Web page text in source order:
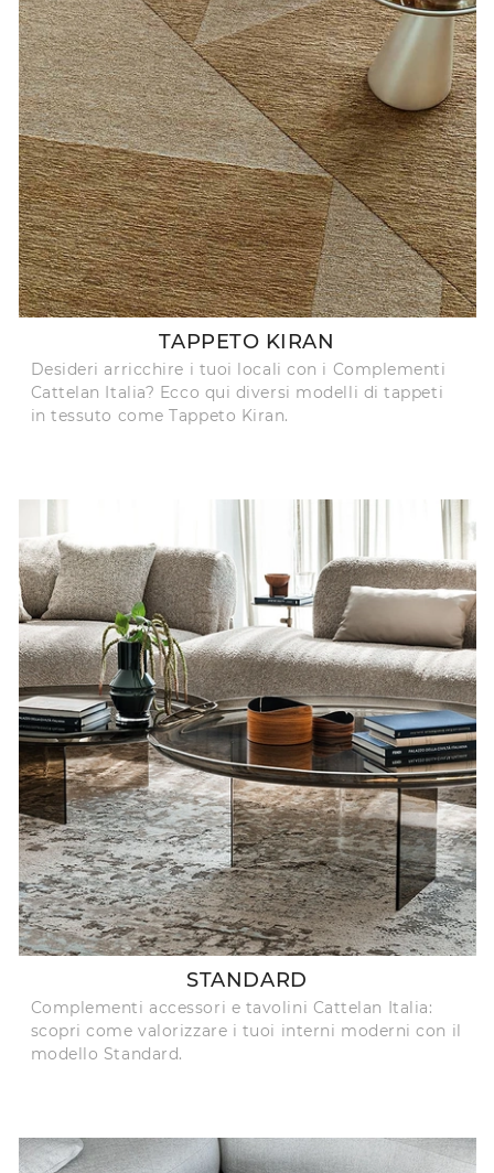
TAPPETO KIRAN
Desideri arricchire i tuoi locali con i Complementi
Cattelan Italia? Ecco qui diversi modelli di tappeti
in tessuto come Tappeto Kiran.
STANDARD
Complementi accessori e tavolini Cattelan Italia:
scopri come valorizzare i tuoi interni moderni con il
modello Standard.